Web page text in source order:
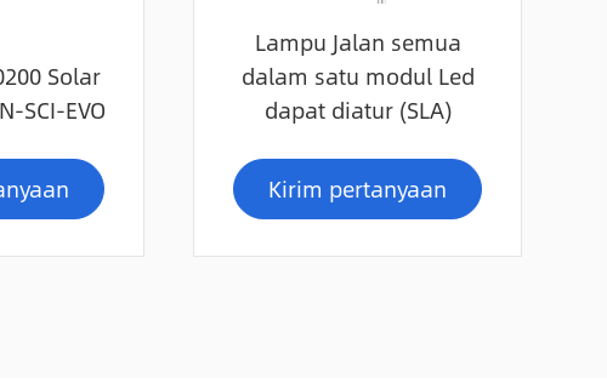
Solar
SCI-EVO
Lampu Jalan semua
dalam satu modul Led
dapat diatur (SLA)
Kirim pertanyaan